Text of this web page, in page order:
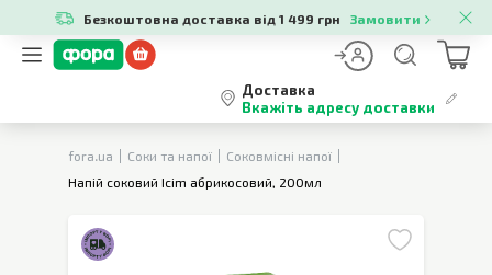
Безкоштовна доставка від 1 499 грн Замовити
Доставка
Вкажіть адресу доставки
fora.ua Соки та напої
Соковмісні напої
Напій соковий Icim абрикосовий, 200мл